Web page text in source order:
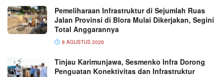
Pemeliharaan Infrastruktur di Sejumlah Ruas
Jalan Provinsi di Blora Mulai Dikerjakan, Segini
Total Anggarannya
8 AGUSTUS 2026
Tinjau Karimunjawa, Sesmenko Infra Dorong
Penguatan Konektivitas dan Infrastruktur